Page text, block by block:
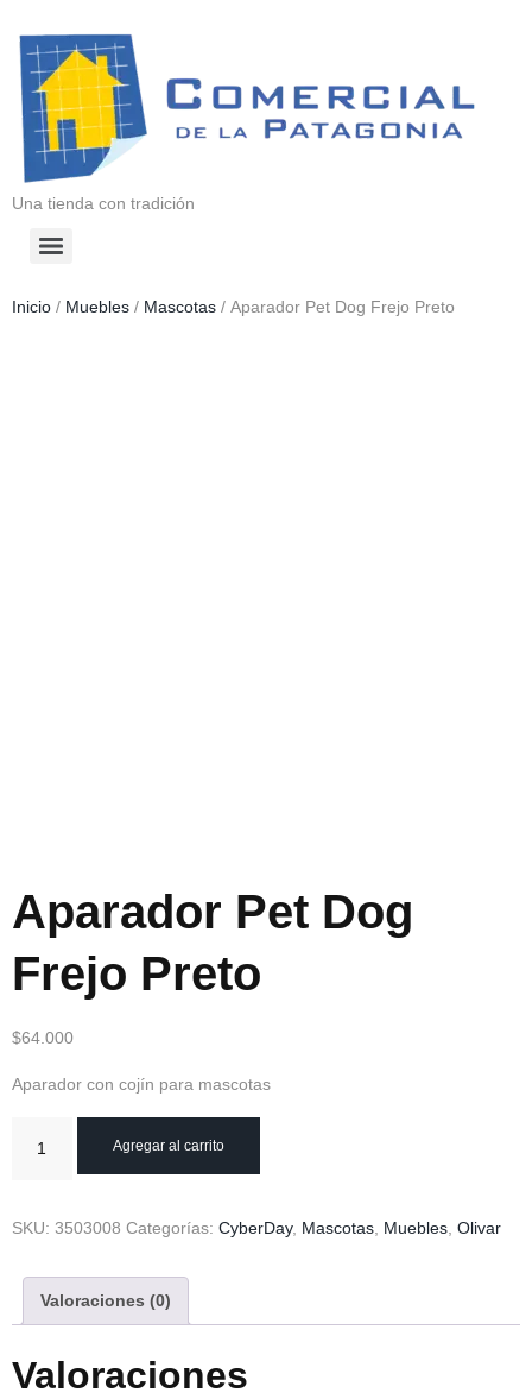
Una tienda con tradición
Inicio / Muebles / Mascotas / Aparador Pet Dog Frejo Preto
Aparador Pet Dog
Frejo Preto
$64.000
Aparador con cojín para mascotas
Agregar al carrito
SKU: 3503008 Categorías: CyberDay, Mascotas Muebles Olivar
Valoraciones (0)
Valoraciones